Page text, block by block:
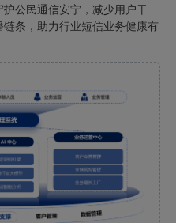
公民通信安宁，减少用户干
条，助力行业短信业务健康有